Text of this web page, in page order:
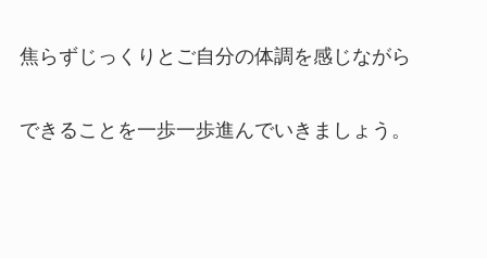
焦らずじっくりとご自分の体調を感じながら
できることを一歩一歩進んでいきましょう。